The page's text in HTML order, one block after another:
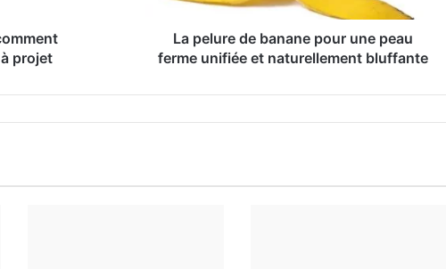
projet
La pelure de banane pour une peau
ferme unifiée et naturellement bluffante